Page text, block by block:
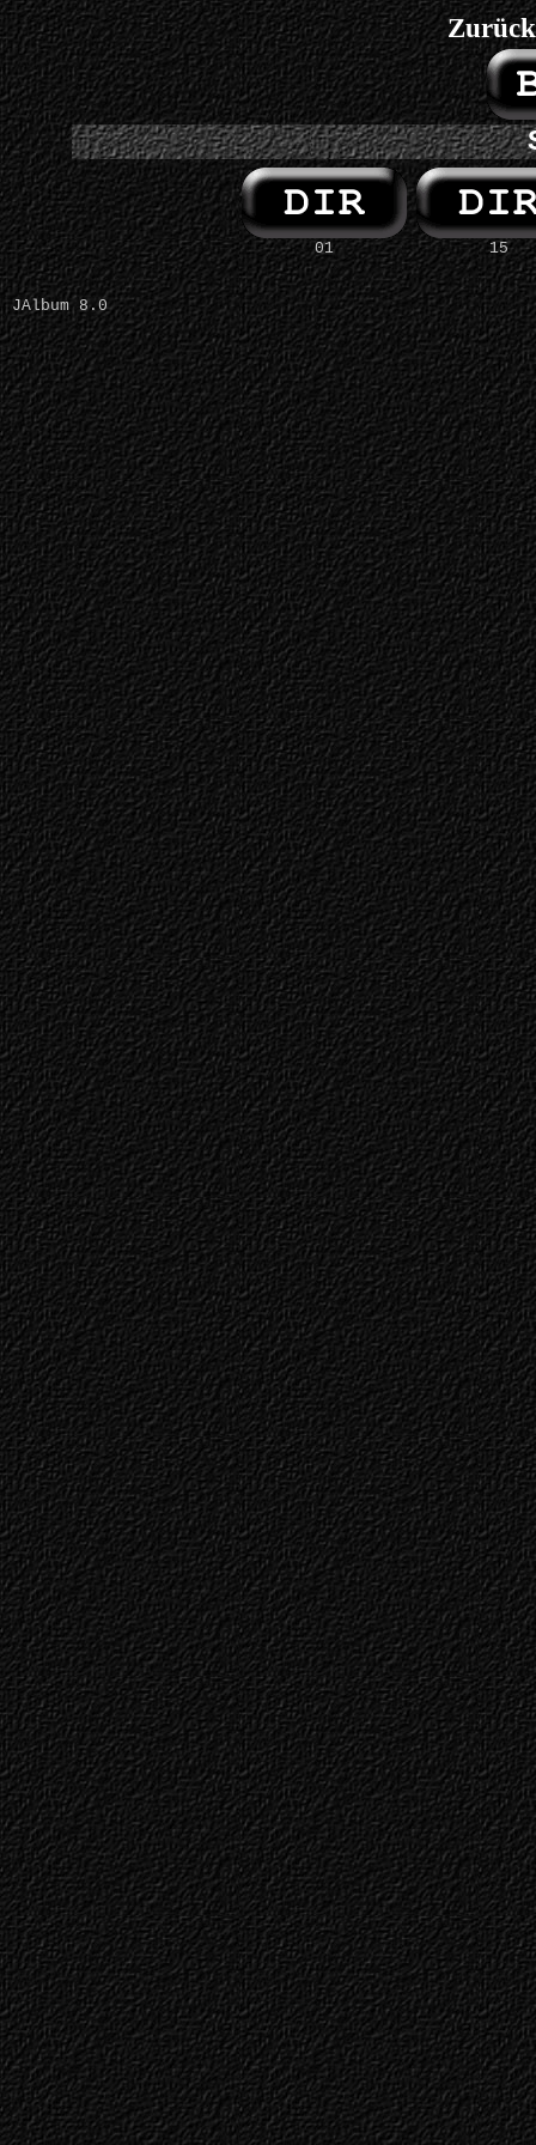
01 15
JAlbum 8.0